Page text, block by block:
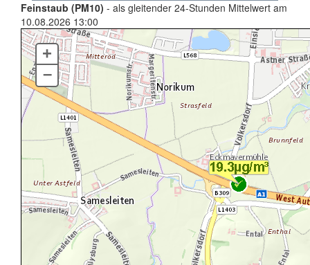
Feinstaub (PM10) - als gleitender 24-Stunden Mittelwert am
10.08.2026 13:00
+
–